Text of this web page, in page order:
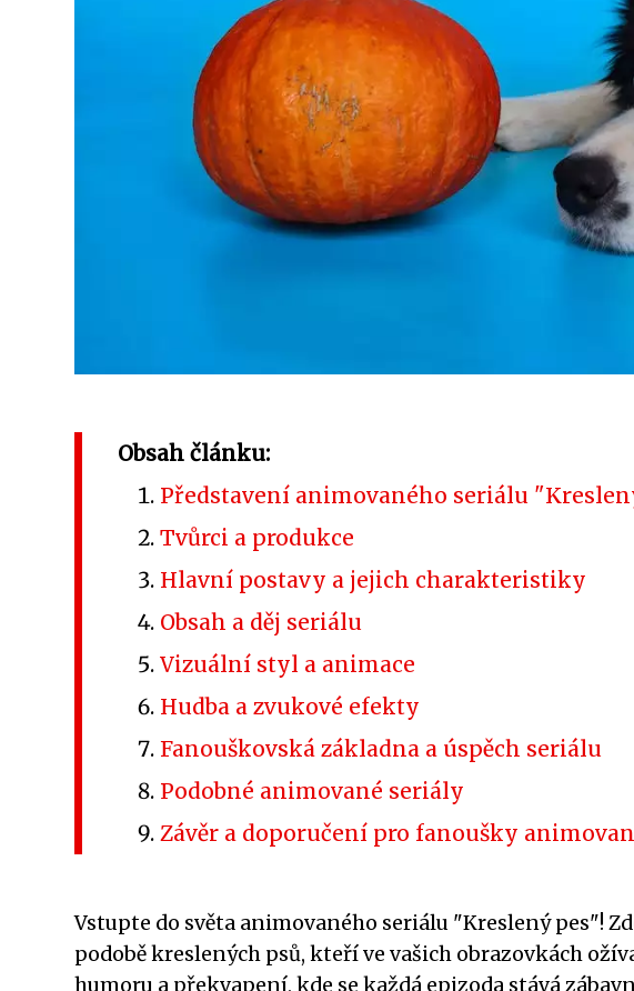
Obsah článku:
Představení animovaného seriálu
Tvůrci a produkce
Hlavní postavy a jejich charakteristiky
Obsah a děj seriálu
Vizuální styl a animace
Hudba a zvukové efekty
Fanouškovská základna a úspěch seriálu
Podobné animované seriály
Závěr a doporučení pro fanoušky
Vstupte do světa animovaného seriálu "Kreslený pes"!
podobě kreslených psů, kteří ve vašich obrazovkách
humoru a překvapení, kde se každá epizoda stává